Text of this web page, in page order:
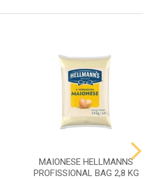
MAIONESE HELLMANNS
PROFISSIONAL BAG 2,8 KG